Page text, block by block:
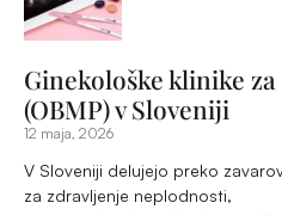
Kako zanositi?
Ne glede na to, ali se s
s pomočjo postopkov IVF, veljajo
Postopki IVF bodo le pomagali
brez katerih marsikdaj ne gre.
za osnove, saj IVF kot tak ne